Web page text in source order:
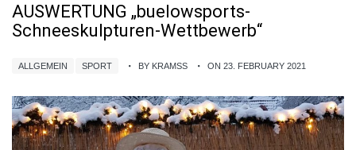
AUSWERTUNG „buelowsports-
Schneeskulpturen-Wettbewerb“
ALLGEMEIN SPORT BY KRAMSS ON 23. FEBRUARY 2021